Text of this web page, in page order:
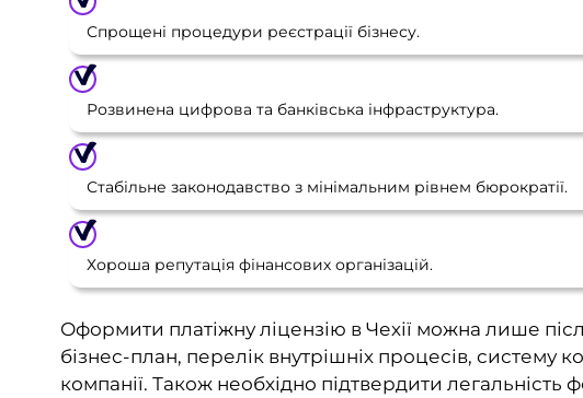
Спрощені процедури реєстрації бізнесу.
Розвинена цифрова та банківська інфраструктура.
Стабільне законодавство з мінімальним рівнем бюрократії.
Хороша репутація фінансових організацій.
Оформити платіжну ліцензію в Чехії можна лише
бізнес-план, перелік внутрішніх процесів, систему
компанії. Також необхідно підтвердити легальність